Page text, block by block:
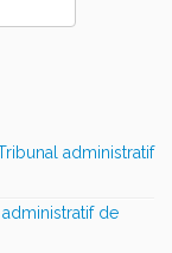
administratif
de